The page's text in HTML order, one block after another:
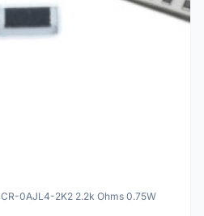
0AJL4-2K2 2.2k Ohms 0.75W